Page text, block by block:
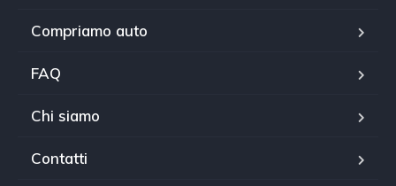
Compriamo auto
FAQ
Chi siamo
Contatti